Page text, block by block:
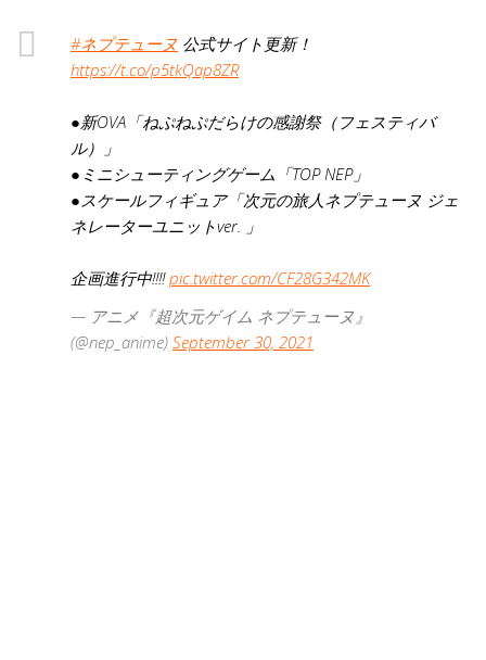
#ネプテューヌ 公式サイト更新！
https://t.co/p5tkQap8ZR
●新OVA「ねぷねぷだらけの感謝祭（フェスティバ
ル）」
●ミニシューティングゲーム「TOP NEP」
●スケールフィギュア「次元の旅人ネプテューヌ ジェ
ネレーターユニットver. 」
企画進行中!!!!pic.twitter.com/CF28G342MK
— アニメ『超次元ゲイム ネプテューヌ』
(@nep_anime) September 30, 2021